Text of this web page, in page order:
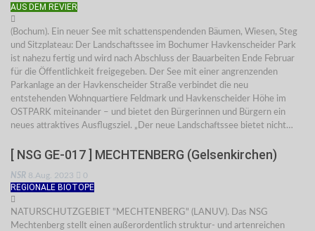
AUS DEM REVIER
(Bochum). Ein neuer See mit schattenspendenden Bäumen, Wiesen, Steg
und Sitzplateau: Der Landschaftssee im Bochumer Havkenscheider Park
ist nahezu fertig und wird nach Abschluss der Bauarbeiten Ende Februar
für die Öffentlichkeit freigegeben. Der See mit einer angrenzenden
Parkanlage an der Havkenscheider Straße verbindet die neu
entstehenden Wohnquartiere Feldmark und Havkenscheider Höhe im
OSTPARK miteinander – und bietet den Bürgerinnen und Bürgern ein
neues attraktives Ausflugsziel. „Der neue Landschaftssee bietet nicht…
[ NSG GE-017 ] MECHTENBERG (Gelsenkirchen)
NSR 8.Aug. 2023 0
REGIONALE BIOTOPE
NATURSCHUTZGEBIET "MECHTENBERG" (LANUV). Das NSG
Mechtenberg stellt einen außerordentlich struktur- und artenreichen